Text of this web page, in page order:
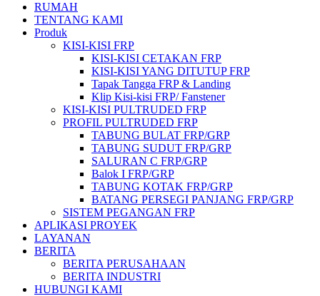
RUMAH
TENTANG KAMI
Produk
KISI-KISI FRP
KISI-KISI CETAKAN FRP
KISI-KISI YANG DITUTUP FRP
Tapak Tangga FRP & Landing
Klip Kisi-kisi FRP/ Fanstener
KISI-KISI PULTRUDED FRP
PROFIL PULTRUDED FRP
TABUNG BULAT FRP/GRP
TABUNG SUDUT FRP/GRP
SALURAN C FRP/GRP
Balok I FRP/GRP
TABUNG KOTAK FRP/GRP
BATANG PERSEGI PANJANG FRP/GRP
SISTEM PEGANGAN FRP
APLIKASI PROYEK
LAYANAN
BERITA
BERITA PERUSAHAAN
BERITA INDUSTRI
HUBUNGI KAMI